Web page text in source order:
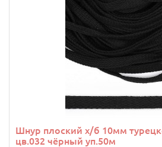
Шнур плоский х/б 10мм
цв.032 чёрный уп.50м